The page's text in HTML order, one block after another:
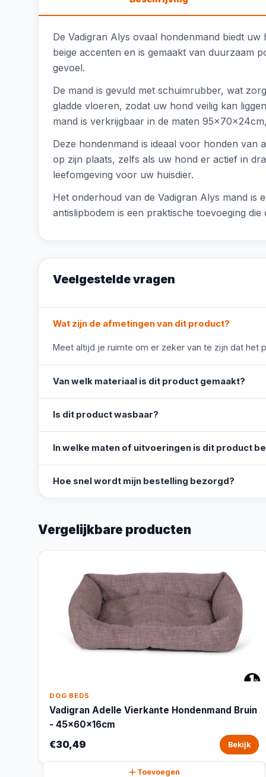
De Vadigran Alys ovaal hondenmand biedt
beige accenten en is gemaakt van duurzaam
gevoel.
De mand is gevuld met schuimrubber, wat
gladde vloeren, zodat uw hond veilig kan
mand is verkrijgbaar in de maten
Deze hondenmand is ideaal voor honden van
op zijn plaats, zelfs als uw hond er actief in
leefomgeving voor uw huisdier.
Het onderhoud van de Vadigran Alys mand is
antislipbodem is een praktische toevoeging
Veelgestelde vragen
Wat zijn de afmetingen van dit product?
Meet altijd je ruimte om er zeker van te zijn dat het
Van welk materiaal is dit product gemaakt?
Is dit product wasbaar?
In welke maten of uitvoeringen is dit product
Hoe snel wordt mijn bestelling bezorgd?
Vergelijkbare producten
DOG BEDS
Vadigran Adelle Vierkante Hondenmand Bruin
- 45x60x16cm
€30,49 Bekijk
Toevoegen